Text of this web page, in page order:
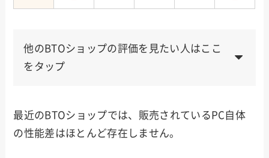
他のBTOショップの評価を見たい人はここ
をタップ
カー
値段
速度
ート
勝手
マー
最近のBTOショップでは、販売されているPC自体
の性能差はほとんど存在しません。